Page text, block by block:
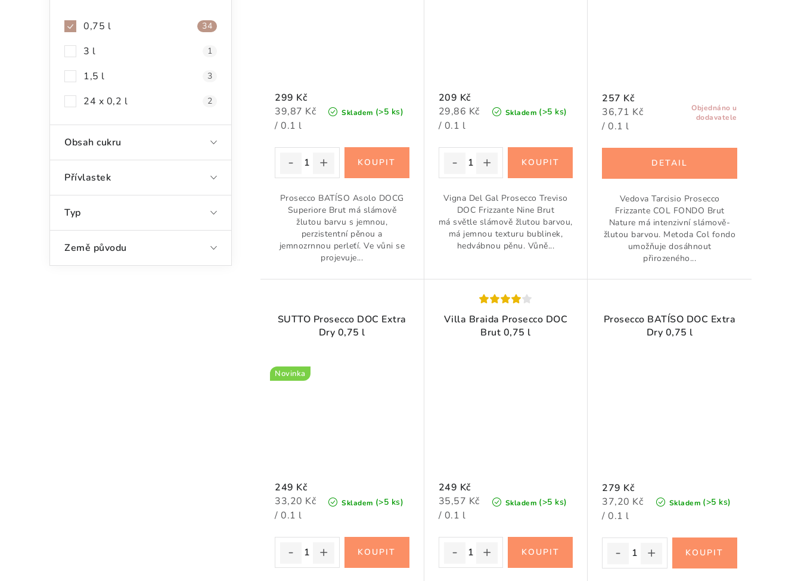
0,75 l 34
3 l 1
1,5 l 3
24 x 0,2 l 2
Obsah cukru
Přívlastek
Typ
Země původu
Skladem (>5 ks)
299 Kč
Měrná
cena:
39,87 Kč
/ 0.1 l
Prosecco BATÍSO Asolo DOCG
Superiore Brut má slámově
žlutou barvu s jemnou,
perzistentní pěnou a
jemnozrnnou perleťí. Ve vůni se
projevuje...
Skladem (>5 ks)
209 Kč
Měrná
cena:
29,86 Kč
/ 0.1 l
Vigna Del Gal Prosecco Treviso
DOC Frizzante Nine Brut
má světle slámově žlutou barvou,
má jemnou texturu bublinek,
hedvábnou pěnu. Vůně...
Objednáno u
dodavatele
257 Kč
Měrná
cena:
36,71 Kč
/ 0.1 l
Vedova Tarcisio Prosecco
Frizzante COL FONDO Brut
Nature má intenzivní slámově-
žlutou barvou. Metoda Col fondo
umožňuje dosáhnout
přirozeného...
SUTTO Prosecco DOC Extra
Dry 0,75 l
Novinka
Skladem (>5 ks)
249 Kč
Měrná
cena:
33,20 Kč
/ 0.1 l
Villa Braida Prosecco DOC
Brut 0,75 l
Skladem (>5 ks)
249 Kč
Měrná
cena:
35,57 Kč
/ 0.1 l
Prosecco BATÍSO DOC Extra
Dry 0,75 l
Skladem (>5 ks)
279 Kč
Měrná
cena:
37,20 Kč
/ 0.1 l